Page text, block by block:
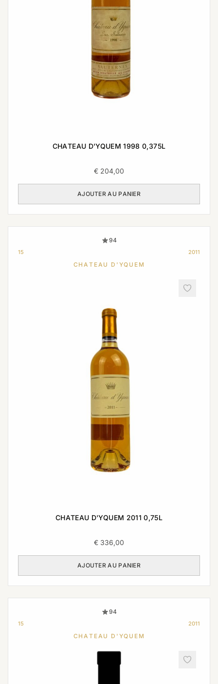
CHATEAU D'YQUEM 1998 0,375L
€ 204,00
AJOUTER AU PANIER
94
15 2011
CHATEAU D'YQUEM
CHATEAU D'YQUEM 2011 0,75L
€ 336,00
AJOUTER AU PANIER
94
15 2011
CHATEAU D'YQUEM